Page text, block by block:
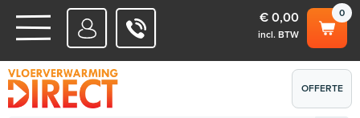
WATERSYSTEMEN
ELEKTRISCHE SYSTEMEN
0
€ 0,00
incl. BTW
Totaalbedrag (incl. BTW) € 0,00
OFFERTE